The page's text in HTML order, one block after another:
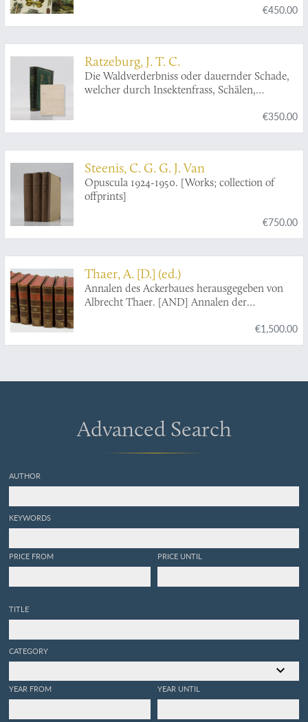
in de vermaarde Akademie te Groeningen. Nu
eerst nieuwelijks uitgegeeven, en met meer dan
250 afbeeldingen, all naer 't leeven geteekend
en konstiglijk in 't koper gesneeden, vercierd.
Met nodige registers verrijkt. [Nauwkeurige
beschryving der aard-gewassen].
€450.00
Ratzeburg, J. T. C.
Die Waldverderbniss oder dauernder Schade,
welcher durch Insektenfrass, Schälen,
Ergänzungswerk zu den Abbildung und
entomologischer Anhang.
€350.00
Steenis, C. G. G. J. Van
Opuscula 1924-1950. [Works; collection of
offprints]
€750.00
Thaer, A. [D.] (ed.)
Annalen des Ackerbaues herausgegeben von
Albrecht Thaer. [AND] Annalen der
und Praxis herausgegeben von Albrecht Thaer.
[Together in 16 volumes].
€1,500.00
Advanced Search
AUTHOR
KEYWORDS
PRICE FROM PRICE UNTIL
TITLE
CATEGORY
YEAR FROM YEAR UNTIL